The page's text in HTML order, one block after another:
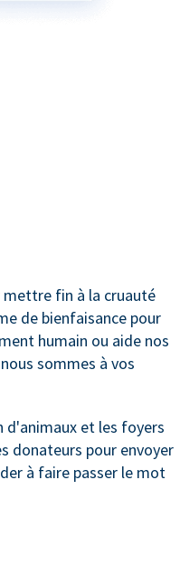
mettre fin à la cruauté
de bienfaisance pour
humain ou aide nos
sommes à vos
d'animaux et les foyers
donateurs pour envoyer
à faire passer le mot